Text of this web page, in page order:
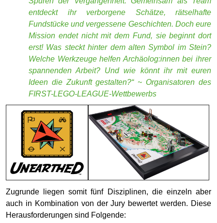
Zugrunde liegen somit fünf Disziplinen, die einzeln aber
auch in Kombination von der Jury bewertet werden. Diese
Herausforderungen sind Folgende:
Das Forschungsprojekt:
Natürlich dreht sich beim
Wettbewerb nicht alles nur um LEGO. So gibt das
diesjährige Motto „Unearthed“ auch die Forschungsfrage für
das Forschungsprojekt vor, in dessen Rahmen die
Schülerinnen und Schüler zusammen eine kreative Lösung
für ein aktuelles Problem unserer Zeit entwickeln müssen.
Passend zum diesjährigen Saisonmotto geht es tief hinab in
den Untergrund. Die Schülerinnen und Schüler müssen
dieses Mal ein Problem freilegen, mit dem Archäologen
konfrontiert sind, und eine hilfreiche Lösung dafür
erschließen.